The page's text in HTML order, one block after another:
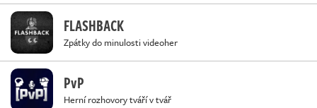
FLASHBACK
Zpátky do minulosti videoher
PvP
Herní rozhovory tváří v tvář